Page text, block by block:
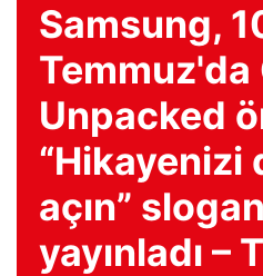
Samsung,
Temmuz'da
Unpacked
“Hikayenizi
açın”
yayınladı –